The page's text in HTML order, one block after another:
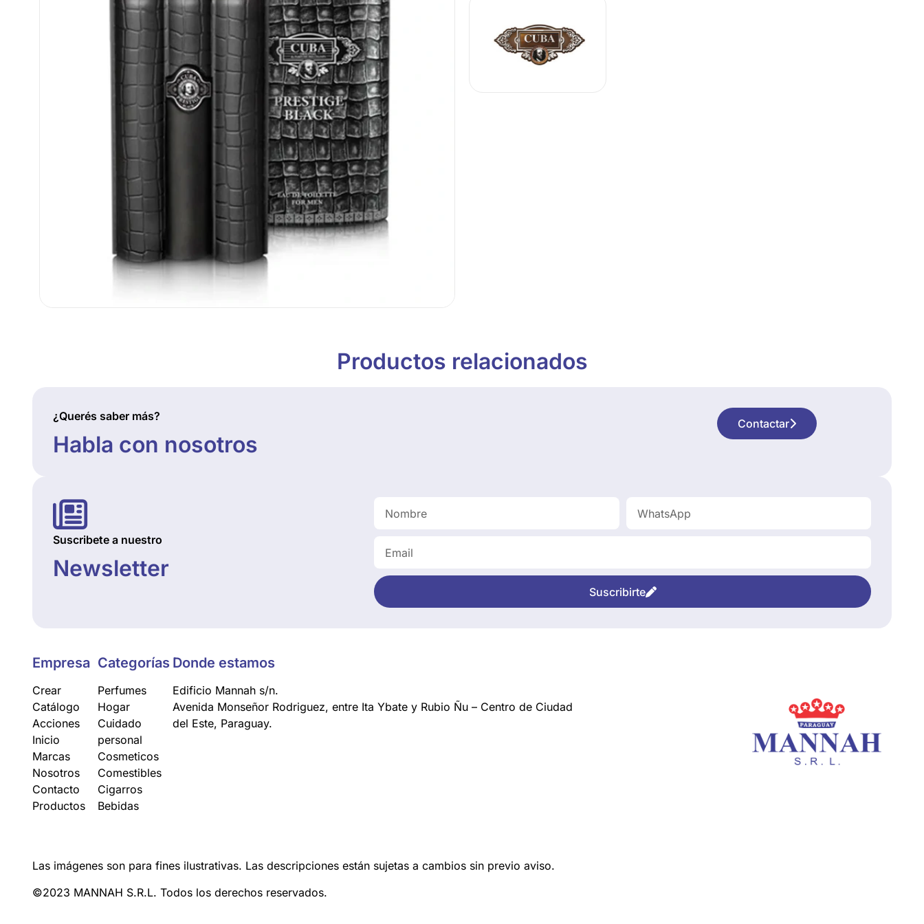
Productos relacionados
¿Querés saber más?
Habla con nosotros
Contactar
Suscribete a nuestro
Newsletter
Suscribirte
Empresa
Crear
Catálogo
Acciones
Inicio
Marcas
Nosotros
Contacto
Productos
Categorías
Perfumes
Hogar
Cuidado
personal
Cosmeticos
Comestibles
Cigarros
Bebidas
Donde estamos
Edificio Mannah s/n.
Avenida Monseñor Rodriguez, entre Ita Ybate y Rubio Ñu – Centro de Ciudad
del Este, Paraguay.
Las imágenes son para fines ilustrativas. Las descripciones están sujetas a cambios sin previo aviso.
©2023 MANNAH S.R.L. Todos los derechos reservados.